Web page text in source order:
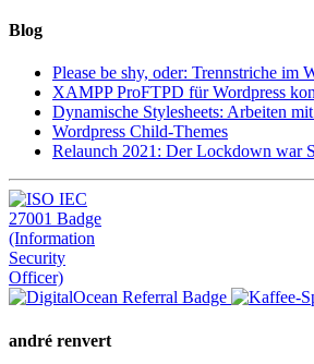
Blog
Please be shy, oder: Trennstriche im
XAMPP ProFTPD für Wordpress
Dynamische Stylesheets: Arbeiten
Wordpress Child-Themes
Relaunch 2021: Der Lockdown war
andré renvert